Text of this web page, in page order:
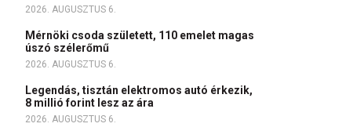
2026. AUGUSZTUS 6.
Mérnöki csoda született, 110 emelet magas
úszó szélerőmű
2026. AUGUSZTUS 6.
Legendás, tisztán elektromos autó érkezik,
8 millió forint lesz az ára
2026. AUGUSZTUS 6.